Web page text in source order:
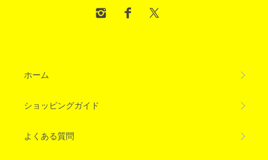
ホーム
ショッピングガイド
よくある質問